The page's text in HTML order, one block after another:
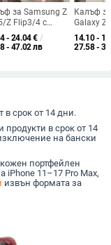
за Samsung Z
Z Flip3/4 с
подставка
- 24.04€ /
- 47.02 лв
Калъф
Galaxy Z
Galaxy Z
14.10 -
27.58 -
в срок от 14 дни.
в срок от 14
на бански
портфейлен
iPhone 11–17 Pro Max,
извън формата за